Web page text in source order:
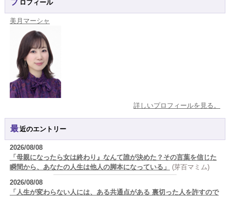
プロフィール
美月マーシャ
詳しいプロフィールを見る。
最近のエントリー
2026/08/08
「母親になったら女は終わり』なんて誰が決めた？その言葉を信じた
瞬間から、あなたの人生は他人の脚本になっている」
(芽百マミム)
2026/08/08
「人生が変わらない人には、ある共通点がある 裏切った人を許すので